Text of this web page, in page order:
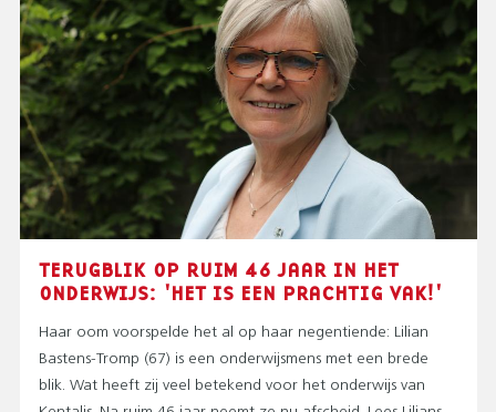
TERUGBLIK OP RUIM 46 JAAR IN HET
ONDERWIJS: 'HET IS EEN PRACHTIG VAK!'
Haar oom voorspelde het al op haar negentiende: Lilian
Bastens-Tromp (67) is een onderwijsmens met een brede
blik. Wat heeft zij veel betekend voor het onderwijs van